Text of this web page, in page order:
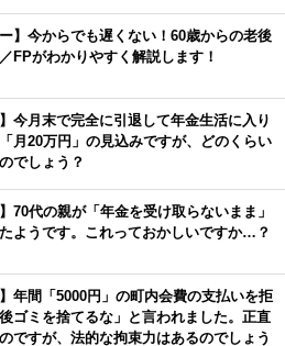
ー】今からでも遅くない！60歳からの老後
FPがわかりやすく解説します！
今月末で完全に引退して年金生活に入り
月20万円」の見込みですが、どのくらい
でしょう？
70代の親が「年金を受け取らないまま」
ようです。これっておかしいですか…？
】年間「5000円」の町内会費の支払いを拒
ゴミを捨てるな」と言われました。正直
ですが、法的な拘束力はあるのでしょう